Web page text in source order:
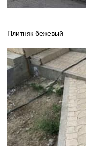
Плитняк бежевый